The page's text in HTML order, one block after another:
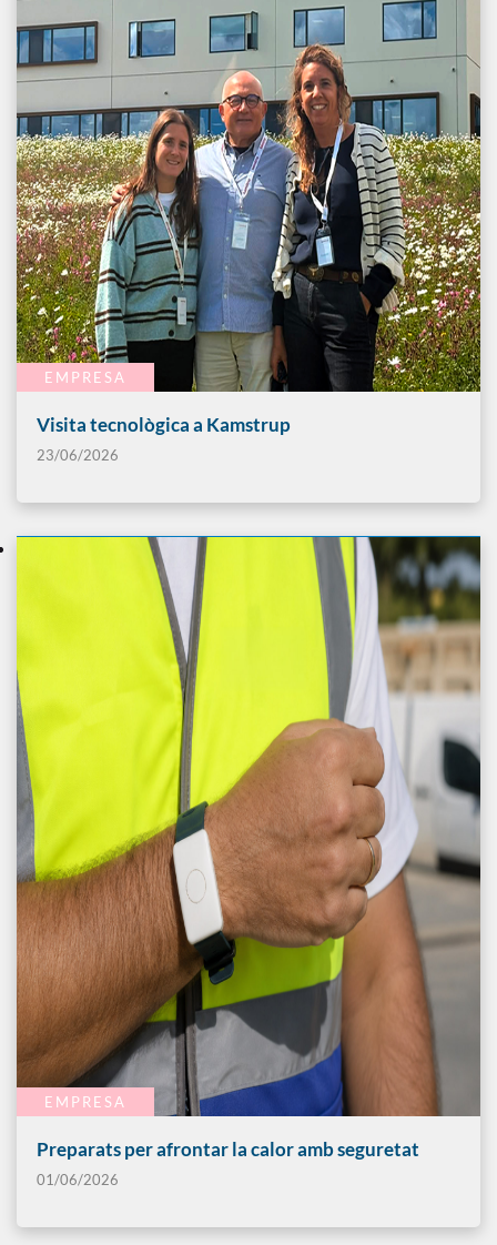
EMPRESA
Visita tecnològica a Kamstrup
23/06/2026
EMPRESA
Preparats per afrontar la calor amb seguretat
01/06/2026